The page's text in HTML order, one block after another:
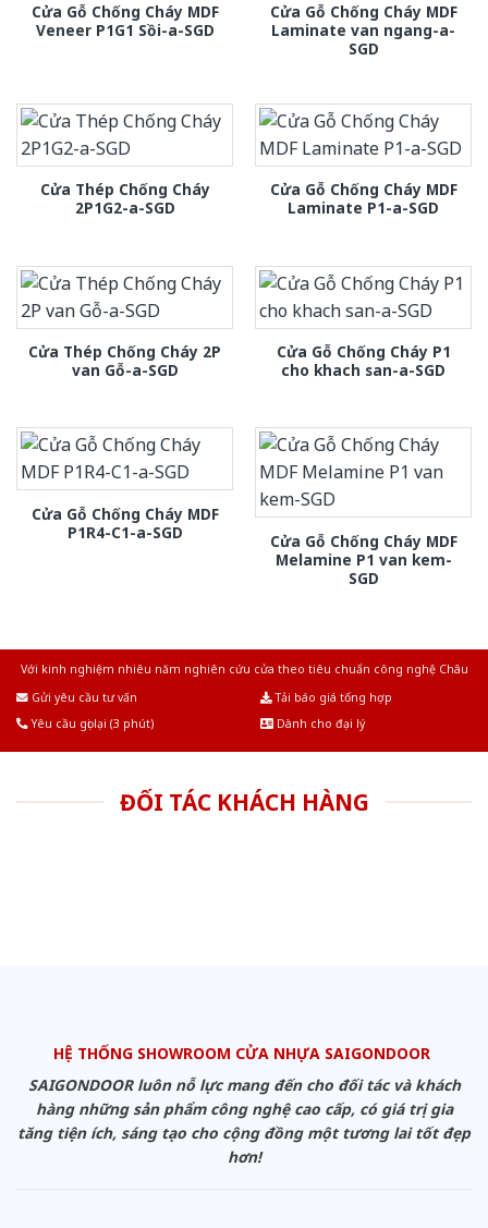
Cửa Gỗ Chống Cháy MDF
Veneer P1G1 Sồi-a-SGD
Cửa Gỗ Chống Cháy MDF
Laminate van ngang-a-
SGD
Cửa Thép Chống Cháy
2P1G2-a-SGD
Cửa Gỗ Chống Cháy MDF
Laminate P1-a-SGD
Cửa Thép Chống Cháy 2P
van Gỗ-a-SGD
Cửa Gỗ Chống Cháy P1
cho khach san-a-SGD
Cửa Gỗ Chống Cháy MDF
P1R4-C1-a-SGD
Cửa Gỗ Chống Cháy MDF
Melamine P1 van kem-
SGD
Với kinh nghiệm nhiêu năm nghiên cứu cửa theo tiêu chuẩn công nghệ Châu
Gửi yêu cầu tư vấn
Tải báo giá tổng hợp
Yêu cầu gọi lại (3 phút)
Dành cho đại lý
ĐỐI TÁC KHÁCH HÀNG
HỆ THỐNG SHOWROOM CỬA NHỰA SAIGONDOOR
SAIGONDOOR luôn nỗ lực mang đến cho đối tác và khách
hàng những sản phẩm công nghệ cao cấp, có giá trị gia
tăng tiện ích, sáng tạo cho cộng đồng một tương lai tốt đẹp
hơn!